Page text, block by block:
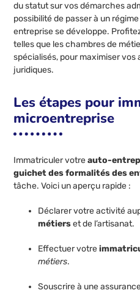
du statut sur vos démarches
possibilité de passer à un
entreprise se développe.
telles que les chambres de
spécialisés, pour maximiser
juridiques.
Les étapes pour
microentreprise
Immatriculer votreauto-
guichet des formalités des
tâche. Voici un aperçu rapide :
Déclarer votre activité
métierset de l’artisanat.
Effectuer votre
métiers.
Souscrire à une